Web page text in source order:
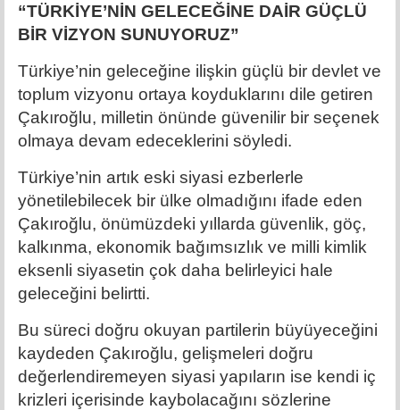
“TÜRKİYE’NİN GELECEĞİNE DAİR GÜÇLÜ
BİR VİZYON SUNUYORUZ”
Türkiye’nin geleceğine ilişkin güçlü bir devlet ve
toplum vizyonu ortaya koyduklarını dile getiren
Çakıroğlu, milletin önünde güvenilir bir seçenek
olmaya devam edeceklerini söyledi.
Türkiye’nin artık eski siyasi ezberlerle
yönetilebilecek bir ülke olmadığını ifade eden
Çakıroğlu, önümüzdeki yıllarda güvenlik, göç,
kalkınma, ekonomik bağımsızlık ve milli kimlik
eksenli siyasetin çok daha belirleyici hale
geleceğini belirtti.
Bu süreci doğru okuyan partilerin büyüyeceğini
kaydeden Çakıroğlu, gelişmeleri doğru
değerlendiremeyen siyasi yapıların ise kendi iç
krizleri içerisinde kaybolacağını sözlerine